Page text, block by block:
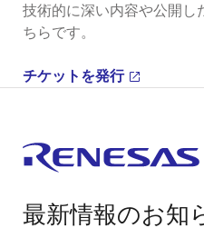
技術的に深い内容や公開し
ちらです。
チケットを発行
最新情報のお知